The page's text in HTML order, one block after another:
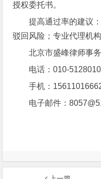
授权委托书。
提高通过率的建议
驳回风险；专业代理机
北京市盛峰律师事
电话：010-
手机：
电子邮件：